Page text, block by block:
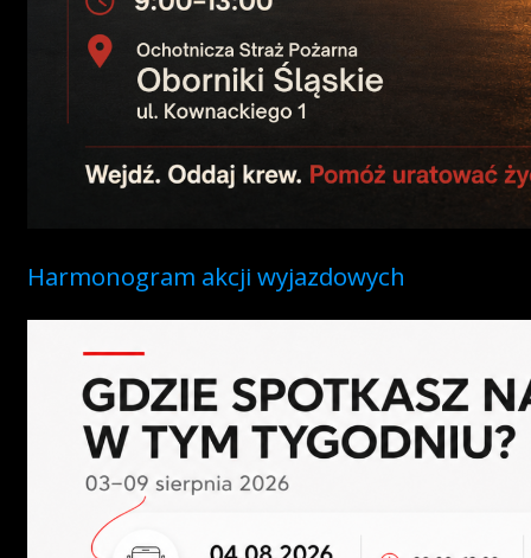
Harmonogram akcji wyjazdowych